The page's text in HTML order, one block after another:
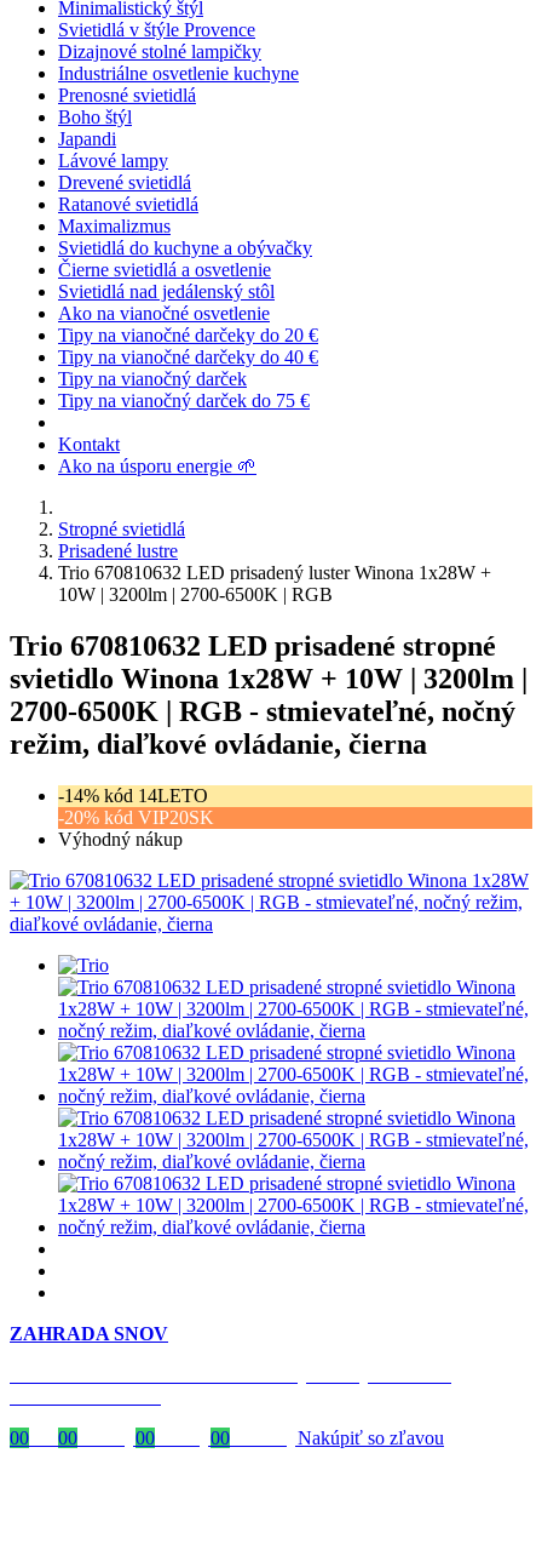
Minimalistický štýl
Svietidlá v štýle Provence
Dizajnové stolné lampičky
Industriálne osvetlenie kuchyne
Prenosné svietidlá
Boho štýl
Japandi
Lávové lampy
Drevené svietidlá
Ratanové svietidlá
Maximalizmus
Svietidlá do kuchyne a obývačky
Čierne svietidlá a osvetlenie
Svietidlá nad jedálenský stôl
Ako na vianočné osvetlenie
Tipy na vianočné darčeky do 20 €
Tipy na vianočné darčeky do 40 €
Tipy na vianočný darček
Tipy na vianočný darček do 75 €
Kontakt
Ako na úsporu energie 🌱
Stropné svietidlá
Prisadené lustre
Trio 670810632 LED prisadený luster Winona 1x28W +
10W | 3200lm | 2700-6500K | RGB
Trio 670810632 LED prisadené stropné
svietidlo Winona 1x28W + 10W | 3200lm |
2700-6500K | RGB - stmievateľné, nočný
režim, diaľkové ovládanie, čierna
-14% kód 14LETO
-20% kód VIP20SK
Výhodný nákup
ZAHRADA SNOV
00
00 00 00 Nakúpiť so zľavou